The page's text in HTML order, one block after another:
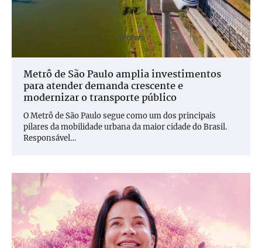
Metrô de São Paulo amplia investimentos
para atender demanda crescente e
modernizar o transporte público
O Metrô de São Paulo segue como um dos principais
pilares da mobilidade urbana da maior cidade do Brasil.
Responsável…